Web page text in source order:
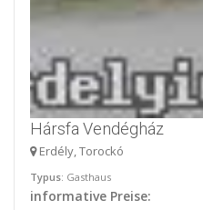
Hársfa Vendégház
Erdély, Torockó
Typus: Gasthaus
informative Preise: